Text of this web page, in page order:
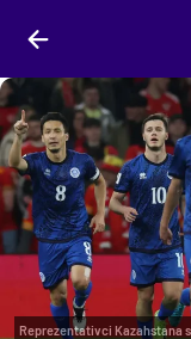
Reprezentativci Kazahstana